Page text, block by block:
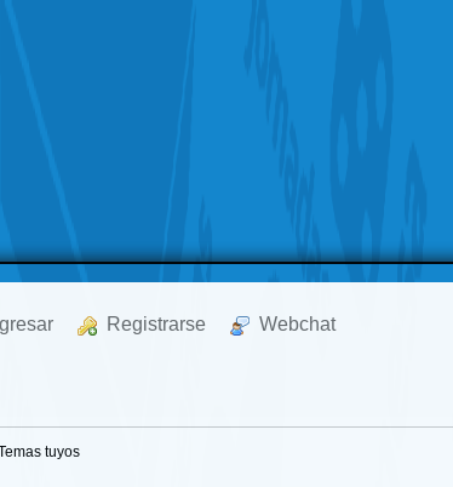
Registrarse Webchat
Temas tuyos